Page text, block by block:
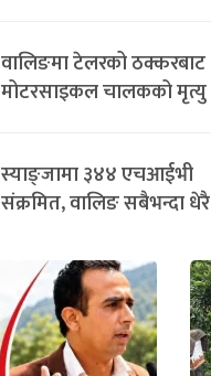
वालिङमा टेलरको ठक्करबाट
मोटरसाइकल चालकको मृत्यु
स्याङ्जामा ३४४ एचआईभी
संक्रमित, वालिङ सबैभन्दा धेरै